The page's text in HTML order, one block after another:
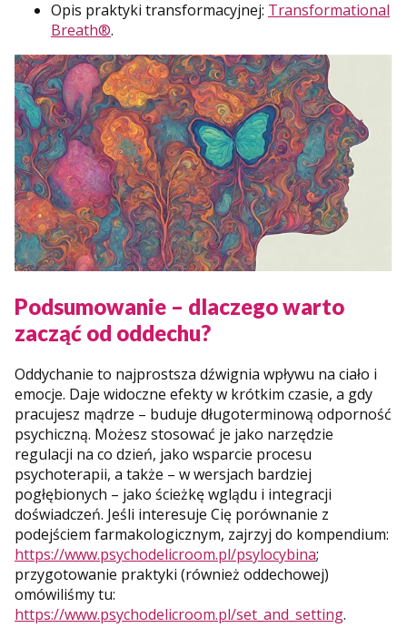
Opis praktyki transformacyjnej: Transformational
Breath®.
Podsumowanie – dlaczego warto
zacząć od oddechu?
Oddychanie to najprostsza dźwignia wpływu na ciało i
emocje. Daje widoczne efekty w krótkim czasie, a gdy
pracujesz mądrze – buduje długoterminową odporność
psychiczną. Możesz stosować je jako narzędzie
regulacji na co dzień, jako wsparcie procesu
psychoterapii, a także – w wersjach bardziej
pogłębionych – jako ścieżkę wglądu i integracji
doświadczeń. Jeśli interesuje Cię porównanie z
podejściem farmakologicznym, zajrzyj do kompendium:
https://www.psychodelicroom.pl/psylocybina;
przygotowanie praktyki (również oddechowej)
omówiliśmy tu:
https://www.psychodelicroom.pl/set_and_setting.